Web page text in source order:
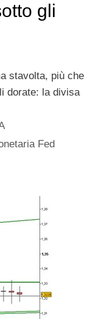
gli
stavolta, più che
dorate: la divisa
Fed